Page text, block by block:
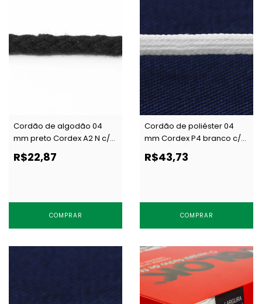
Cordão de algodão 04
mm preto Cordex A2 N c/
50 m
R$22,87
COMPRAR
Cordão de poliéster 04
mm Cordex P4 branco c/
100 m
R$43,73
COMPRAR